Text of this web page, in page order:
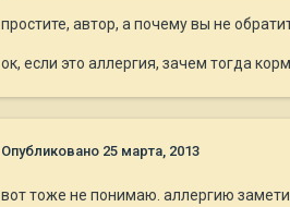
простите, автор, а почему вы не
ок, если это аллергия, зачем тогда
Опубликовано 25 марта, 2013
вот тоже не понимаю. аллергию